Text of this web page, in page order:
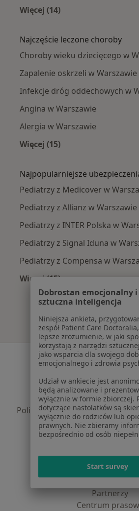
Więcej (14)
Najczęście leczone choroby
Choroby wieku dziecięcego w
Zapalenie oskrzeli w Warszawie
Infekcje dróg oddechowych w
Angina w Warszawie
Alergia w Warszawie
Więcej (15)
Najpopularniejsze
Pediatrzy z Medicover w
Pediatrzy z Allianz w Warszawie
Pediatrzy z INTER Polska w
Pediatrzy z Signal Iduna w
Pediatrzy z Compensa w
Więcej (15)
Więcej w kategorii:
Serwis
Polityka prywatności
Polityka prywatności
Polityka prywatności dla
dane pozyskaliśmy
Polityka
Dostępność
O nas
Partnerzy
Centrum
Dobrostan emocjonalny i
sztuczna inteligencja
Niniejsza ankieta,
zespół Patient Care
lepsze zrozumienie, w jaki
korzystają z narzędzi
jako wsparcia dla swojego
emocjonalnego i zdrowia
Udział w ankiecie jest
będą analizowane i
wyłącznie w formie zbiorczej.
dotyczące nastolatków są
wyłącznie do rodziców lub
prawnych. Nie zbieramy
bezpośrednio od osób
Start survey